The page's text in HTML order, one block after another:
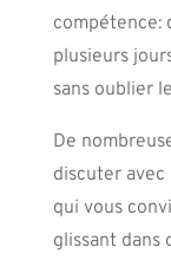
compétence:
plusieurs
sans oublier
De
discuter
qui vous
glissant dans